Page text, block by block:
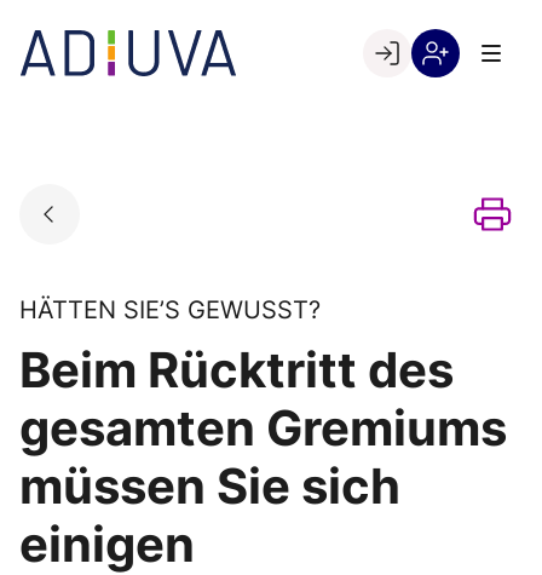
content
Go to landing page.
HÄTTEN SIE’S GEWUSST?
Beim Rücktritt des
gesamten Gremiums
müssen Sie sich
einigen